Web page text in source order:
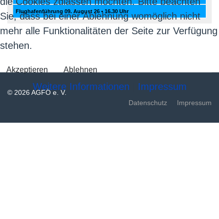
Flughafenführung 09. August 26 • 16.30 Uhr
© 2026 AGFÖ e. V.
Datenschutz
Impressum
Sie, dass bei einer Ablehnung womöglich nicht
mehr alle Funktionalitäten der Seite zur Verfügung
stehen.
Akzeptieren Ablehnen
Weitere Informationen Impressum